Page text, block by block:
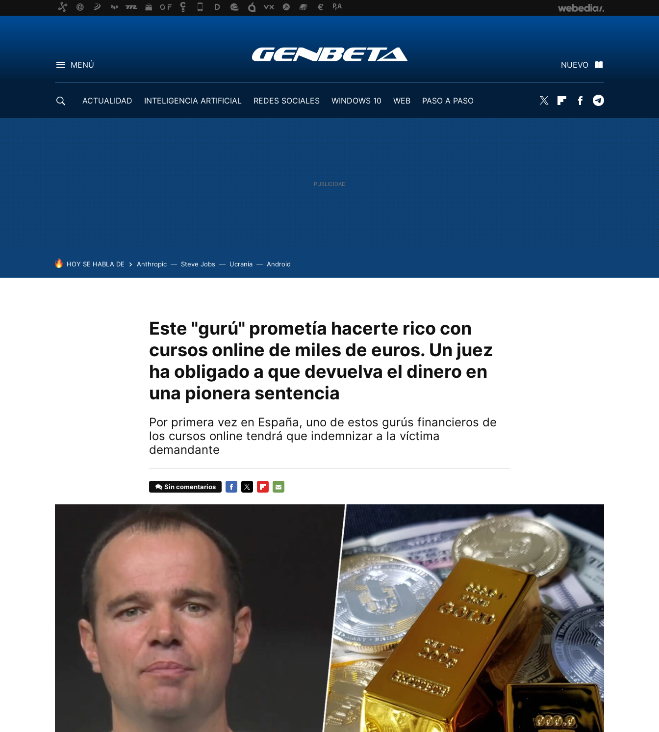
MENÚ NUEVO
ACTUALIDAD INTELIGENCIA ARTIFICIAL REDES SOCIALES WINDOWS 10 WEB
PASO A PASO
Twitter FlipboardFacebook
HOY SE HABLA DE Anthropic Steve Jobs Ucrania Android
Este "gurú" prometía hacerte rico con
cursos online de miles de euros. Un juez
ha obligado a que devuelva el dinero en
una pionera sentencia
Por primera vez en España, uno de estos gurús financieros de
los cursos online tendrá que indemnizar a la víctima
demandante
Sin comentarios